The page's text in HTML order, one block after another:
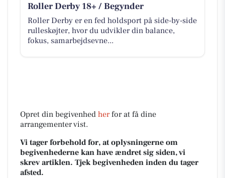
Roller Derby 18+ / Begynder
Roller Derby er en fed holdsport på side-by-side
rulleskøjter, hvor du udvikler din balance,
fokus, samarbejdsevne...
Opret din begivenhed herfor at få dine
arrangementer vist.
Vi tager forbehold for, at oplysningerne om
begivenhederne kan have ændret sig siden, vi
skrev artiklen. Tjek begivenheden inden du tager
afsted.